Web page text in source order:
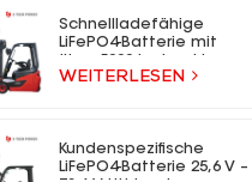
Schnellladefähige
LiFePO4-Batterie mit
für Elektrogabelstapler
WEITERLESEN
Kundenspezifische
LiFePO4-Batterie 25,6 V –